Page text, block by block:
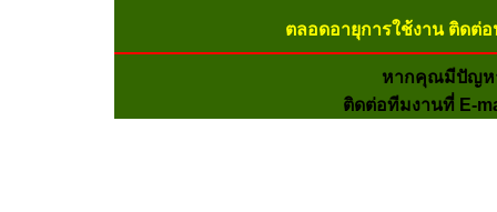
ตลอดอายุการใช้งาน ติดต่
หากคุณมีปัญห
ติดต่อทีมงานที่ E-